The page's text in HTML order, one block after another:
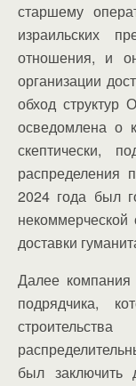
старшему
израильских
отношения, и
организации
обход
осведомлена о
скептически,
распределения
2024 года был
доставки
Далее
подрядчика,
был заключить